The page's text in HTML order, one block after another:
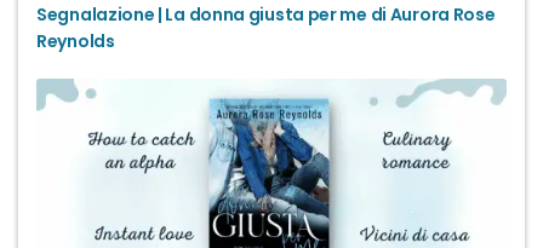
Segnalazione | La donna giusta per me di Aurora Rose
Reynolds